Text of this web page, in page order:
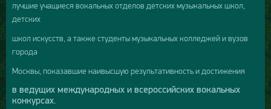
лучшие учащиеся вокальных отделов детских музыкальных школ,
детских
школ искусств, а также студенты музыкальных колледжей и вузов
города
Москвы, показавшие наивысшую результативность и достижения
в ведущих международных и всероссийских вокальных
конкурсах.